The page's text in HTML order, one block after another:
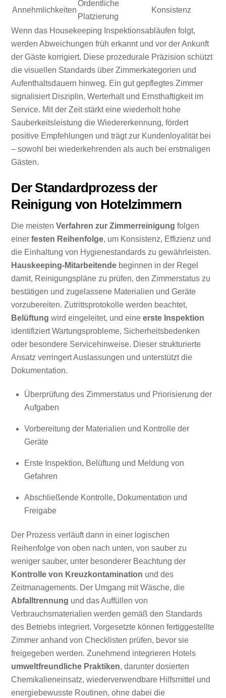
Annehmlichkeiten
Ordentliche
Platzierung
Konsistenz
Wenn das Housekeeping Inspektionsabläufen folgt,
werden Abweichungen früh erkannt und vor der Ankunft
der Gäste korrigiert. Diese prozedurale Präzision schützt
die visuellen Standards über Zimmerkategorien und
Aufenthaltsdauern hinweg. Ein gut gepflegtes Zimmer
signalisiert Disziplin, Werterhalt und Ernsthaftigkeit im
Service. Mit der Zeit stärkt eine wiederholt hohe
Sauberkeitsleistung die Wiedererkennung, fördert
positive Empfehlungen und trägt zur Kundenloyalität bei
– sowohl bei wiederkehrenden als auch bei erstmaligen
Gästen.
Der Standardprozess der
Reinigung von Hotelzimmern
Die meistenVerfahren zur Zimmerreinigung folgen
einerfesten Reihenfolge, um Konsistenz, Effizienz und
die Einhaltung von Hygienestandards zu gewährleisten.
Hauskeeping-Mitarbeitende beginnen in der Regel
damit, Reinigungspläne zu prüfen, den Zimmerstatus zu
bestätigen und zugelassene Materialien und Geräte
vorzubereiten. Zutrittsprotokolle werden beachtet,
Belüftung wird eingeleitet, und eineerste Inspektion
identifiziert Wartungsprobleme, Sicherheitsbedenken
oder besondere Servicehinweise. Dieser strukturierte
Ansatz verringert Auslassungen und unterstützt die
Dokumentation.
Überprüfung des Zimmerstatus und Priorisierung der
Aufgaben
Vorbereitung der Materialien und Kontrolle der
Geräte
Erste Inspektion, Belüftung und Meldung von
Gefahren
Abschließende Kontrolle, Dokumentation und
Freigabe
Der Prozess verläuft dann in einer logischen
Reihenfolge von oben nach unten, von sauber zu
weniger sauber, unter besonderer Beachtung der
Kontrolle von Kreuzkontamination und des
Zeitmanagements. Der Umgang mit Wäsche, die
Abfalltrennung und das Auffüllen von
Verbrauchsmaterialien werden gemäß den Standards
des Betriebs integriert. Vorgesetzte können fertiggestellte
Zimmer anhand von Checklisten prüfen, bevor sie
freigegeben werden. Zunehmend integrieren Hotels
umweltfreundliche Praktiken, darunter dosierten
Chemikalieneinsatz, wiederverwendbare Hilfsmittel und
energiebewusste Routinen, ohne dabei die